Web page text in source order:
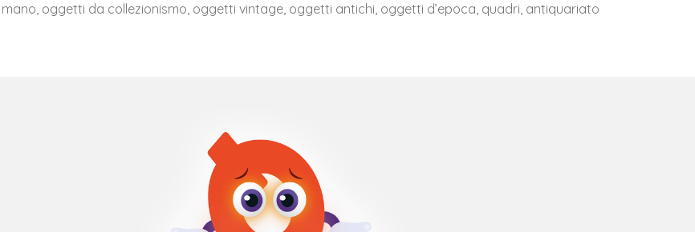
oggetti da collezionismo, oggetti vintage, oggetti antichi, oggetti d’epoca, quadri, antiquariato